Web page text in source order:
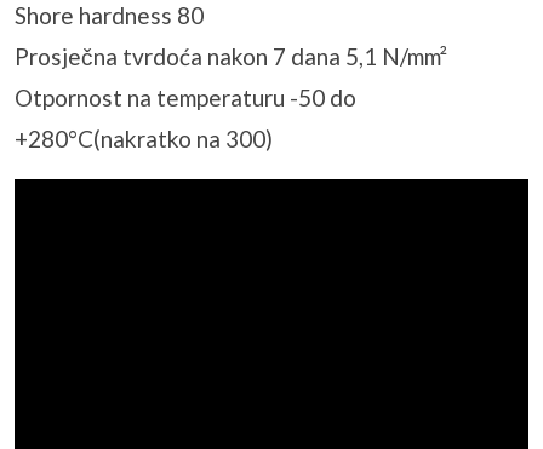
Shore hardness 80
Prosječna tvrdoća nakon 7 dana 5,1 N/mm²
Otpornost na temperaturu -50 do
+280°C(nakratko na 300)